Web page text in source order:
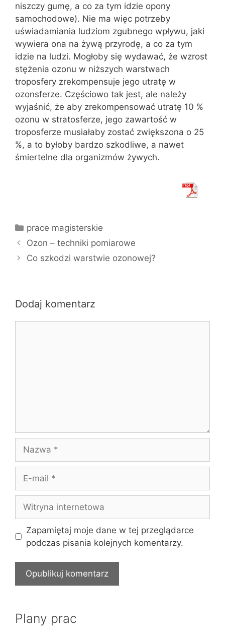
niszczy gumę, a co za tym idzie opony
samochodowe). Nie ma więc potrzeby
uświadamiania ludziom zgubnego wpływu, jaki
wywiera ona na żywą przyrodę, a co za tym
idzie na ludzi. Mogłoby się wydawać, że wzrost
stężenia ozonu w niższych warstwach
troposfery zrekompensuje jego utratę w
ozonsferze. Częściowo tak jest, ale należy
wyjaśnić, że aby zrekompensować utratę 10 %
ozonu w stratosferze, jego zawartość w
troposferze musiałaby zostać zwiększona o 25
%, a to byłoby bardzo szkodliwe, a nawet
śmiertelne dla organizmów żywych.
Kategorie
prace magisterskie
Ozon – techniki pomiarowe
Co szkodzi warstwie ozonowej?
Dodaj komentarz
mail
internetowa
Zapamiętaj moje dane w tej przeglądarce
podczas pisania kolejnych komentarzy.
Plany prac